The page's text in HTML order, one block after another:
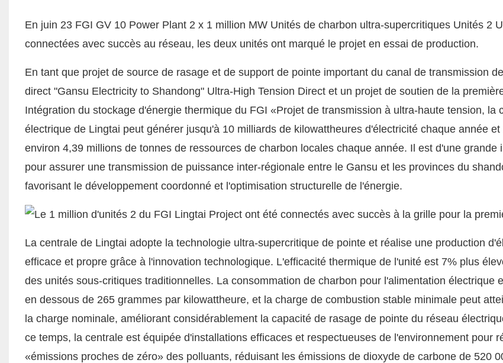
En juin 23 FGI GV 10 Power Plant 2 x 1 million MW Unités de charbon ultra-supercritiques Unités 2
connectées avec succès au réseau, les deux unités ont marqué le projet en essai de production.
En tant que projet de source de rasage et de support de pointe important du canal de transmission
direct "Gansu Electricity to Shandong" Ultra-High Tension Direct et un projet de soutien de la
Intégration du stockage d'énergie thermique du FGI «Projet de transmission à ultra-haute tension, la
électrique de Lingtai peut générer jusqu'à 10 milliards de kilowattheures d'électricité chaque année
environ 4,39 millions de tonnes de ressources de charbon locales chaque année. Il est d'une grande
pour assurer une transmission de puissance inter-régionale entre le Gansu et les provinces du
favorisant le développement coordonné et l'optimisation structurelle de l'énergie.
La centrale de Lingtai adopte la technologie ultra-supercritique de pointe et réalise une production
efficace et propre grâce à l'innovation technologique. L'efficacité thermique de l'unité est 7% plus
des unités sous-critiques traditionnelles. La consommation de charbon pour l'alimentation électrique
en dessous de 265 grammes par kilowattheure, et la charge de combustion stable minimale peut
la charge nominale, améliorant considérablement la capacité de rasage de pointe du réseau
ce temps, la centrale est équipée d'installations efficaces et respectueuses de l'environnement pour
«émissions proches de zéro» des polluants, réduisant les émissions de dioxyde de carbone de 520